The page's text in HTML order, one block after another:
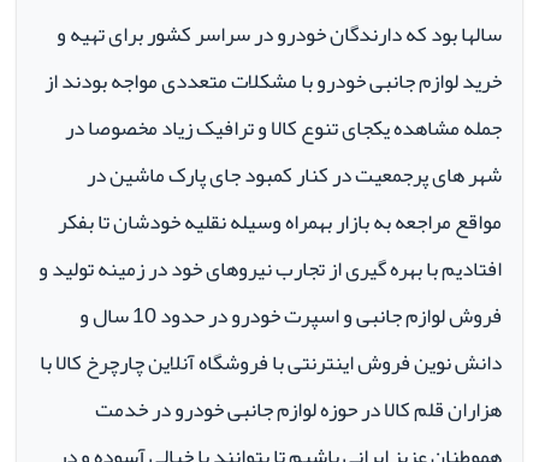
سالها بود که دارندگان خودرو در سراسر کشور برای تهیه و
خرید لوازم جانبی خودرو با مشکلات متعددی مواجه بودند از
جمله مشاهده یکجای تنوع کالا و ترافیک زیاد مخصوصا در
شهر های پرجمعیت در کنار کمبود جای پارک ماشین در
مواقع مراجعه به بازار بهمراه وسیله نقلیه خودشان تا بفکر
افتادیم با بهره گیری از تجارب نیروهای خود در زمینه تولید و
فروش لوازم جانبی و اسپرت خودرو در حدود 10 سال و
دانش نوین فروش اینترنتی با فروشگاه آنلاین چارچرخ کالا با
هزاران قلم کالا در حوزه لوازم جانبی خودرو در خدمت